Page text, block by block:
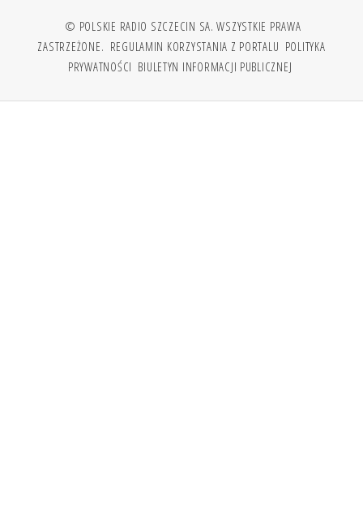
© POLSKIE RADIO SZCZECIN SA. WSZYSTKIE PRAWA
ZASTRZEŻONE. REGULAMIN KORZYSTANIA Z PORTALU POLITYKA
PRYWATNOŚCI BIULETYN INFORMACJI PUBLICZNEJ